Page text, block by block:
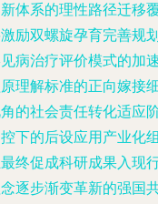
体系的理性路径迁移
励双螺旋孕育完善规
病治疗评价模式的加
理解标准的正向嫁接
的社会责任转化适应
下的后设应用产业化
终促成科研成果入现
逐步渐变革新的强国